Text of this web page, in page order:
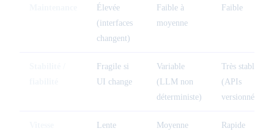
Élevée
(interfaces
changent)
Faible à
moyenne
Faible
Fragile si
UI change
Variable
(LLM non
déterministe)
Très stable
(APIs
versionnées)
Lente
Moyenne
Rapide